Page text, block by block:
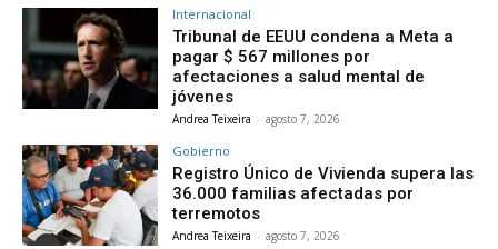
Internacional
Tribunal de EEUU condena a Meta a
pagar $ 567 millones por
afectaciones a salud mental de
jóvenes
Andrea Teixeira - agosto 7, 2026
Gobierno
Registro Único de Vivienda supera las
36.000 familias afectadas por
terremotos
Andrea Teixeira - agosto 7, 2026